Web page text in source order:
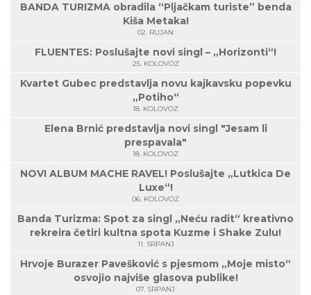
BANDA TURIZMA obradila “Pljačkam turiste” benda
Kiša Metaka!
02. RUJAN
FLUENTES: Poslušajte novi singl – „Horizonti“!
25. KOLOVOZ
Kvartet Gubec predstavlja novu kajkavsku popevku
„Potiho“
18. KOLOVOZ
Elena Brnić predstavlja novi singl "Jesam li
prespavala"
18. KOLOVOZ
NOVI ALBUM MACHE RAVEL! Poslušajte „Lutkica De
Luxe“!
06. KOLOVOZ
Banda Turizma: Spot za singl „Neću radit“ kreativno
rekreira četiri kultna spota Kuzme i Shake Zulu!
11. SRPANJ
Hrvoje Burazer Pavešković s pjesmom „Moje misto“
osvojio najviše glasova publike!
07. SRPANJ